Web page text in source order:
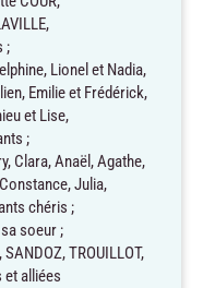
;
Lionel et Nadia,
Emilie et Frédérick,
et Lise,
;
Clara, Anaël, Agathe,
Julia,
chéris ;
soeur ;
TROUILLOT,
et alliées